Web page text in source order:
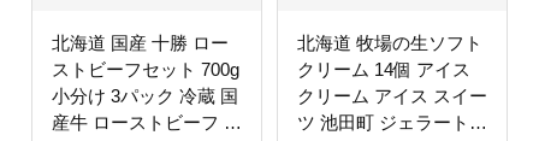
北海道 国産 十勝 ロー
ストビーフセット 700g
小分け 3パック 冷蔵 国
産牛 ローストビーフ お
北海道 牧場の生ソフト
クリーム 14個 アイス
クリーム アイス スイー
ツ 池田町 ジェラート